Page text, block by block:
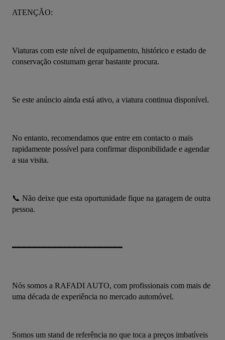
ATENÇÃO:
Viaturas com este nível de equipamento, histórico e estado de
conservação costumam gerar bastante procura.
Se este anúncio ainda está ativo, a viatura continua disponível.
No entanto, recomendamos que entre em contacto o mais
rapidamente possível para confirmar disponibilidade e agendar
a sua visita.
📞 Não deixe que esta oportunidade fique na garagem de outra
pessoa.
━━━━━━━━━━━━━━━━━━━━━━
Nós somos a RAFADI AUTO, com profissionais com mais de
uma década de experiência no mercado automóvel.
Somos um stand de referência no que toca a preços imbatíveis